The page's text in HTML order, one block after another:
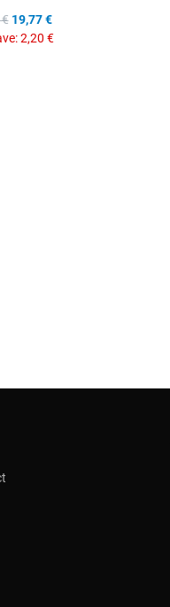
19,77 €
2,20 €